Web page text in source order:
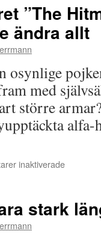
”The
ändra allt
osynlige
med
större
inaktiverade
och
Bret
stark